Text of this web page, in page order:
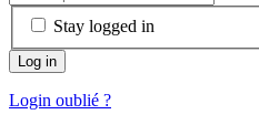
Stay logged in
Login oublié ?